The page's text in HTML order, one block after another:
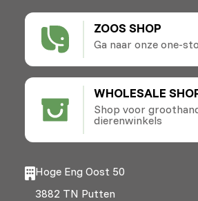
ZOOS SHOP
Ga naar onze one-
WHOLESALE
Shop voor
dierenwinkels
Hoge Eng Oost 50
3882 TN Putten